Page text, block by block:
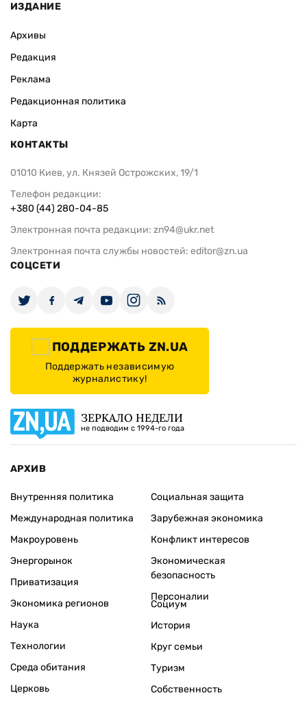
ИЗДАНИЕ
Архивы
Редакция
Реклама
Редакционная политика
Карта
КОНТАКТЫ
01010 Киев, ул. Князей Острожских, 19/1
Телефон редакции:
+380 (44) 280-04-85
Электронная почта редакции: zn94@ukr.net
Электронная почта службы новостей: editor@zn.ua
СОЦСЕТИ
ПОДДЕРЖАТЬ ZN.UA
Поддержать независимую
журналистику!
ЗЕРКАЛО НЕДЕЛИ
не подводим с 1994-го года
АРХИВ
Внутренняя политика
Международная политика
Макроуровень
Энергорынок
Приватизация
Экономика регионов
Социальная защита
Зарубежная экономика
Конфликт интересов
Экономическая
безопасность
Персоналии
Наука
Технологии
Среда обитания
Церковь
Социум
История
Круг семьи
Туризм
Собственность